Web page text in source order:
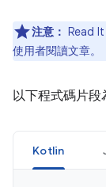
注意： Read
使用者閱讀文章。
以下程式碼片段
Kotlin